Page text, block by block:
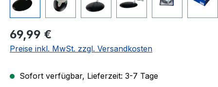
Regulärer Preis:
69,99 €
Preise inkl. MwSt. zzgl. Versandkosten
Sofort verfügbar, Lieferzeit: 3-7 Tage